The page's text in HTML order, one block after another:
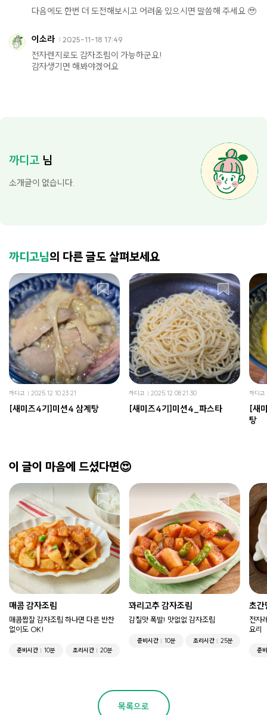
다음에도 한번 더 도전해보시고 어려움 있으시면 말씀해 주세요 🥹
이소라 2025-11-18 17:49
전자렌지로도 감자조림이 가능하군요!
감자생기면 해봐야겠어요
까디고 님
소개글이 없습니다.
까디고님의 다른 글도 살펴보세요
까디고 2025.12.10 23:21
[새미즈4기]미션4 삼계탕
까디고 2025.12.08 21:30
[새미즈4기]미션4_파스타
까디고
[새
탕
이 글이 마음에 드셨다면😍
매콤 감자조림
매콤짭잘 감자조림 하나면 다른 반찬
없이도 OK!
준비시간 10분 조리시간 20분
꽈리고추 감자조림
감칠맛 폭발! 맛없없 감자조림
준비시간 10분 조리시간 25분
초간
전자
요리
준
목록으로